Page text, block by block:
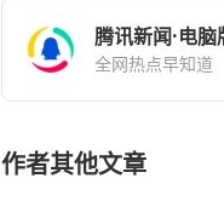
腾讯新闻·电脑
全网热点早知道
作者其他文章